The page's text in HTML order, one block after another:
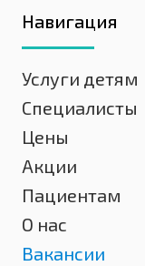
Навигация
Услуги детям
Специалисты
Цены
Акции
Пациентам
О нас
Вакансии